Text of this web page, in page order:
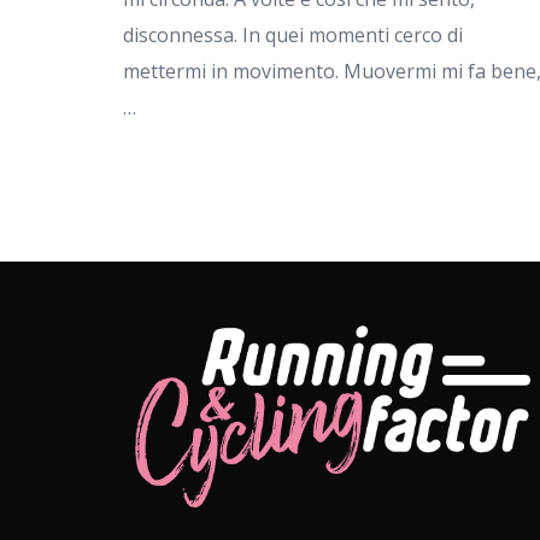
disconnessa. In quei momenti cerco di
mettermi in movimento. Muovermi mi fa bene,
…